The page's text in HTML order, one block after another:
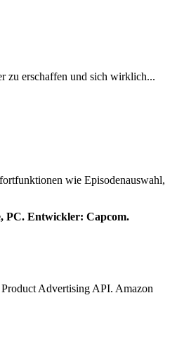
zu erschaffen und sich wirklich...
wie Episodenauswahl,
PC. Entwickler: Capcom.
Advertising API. Amazon